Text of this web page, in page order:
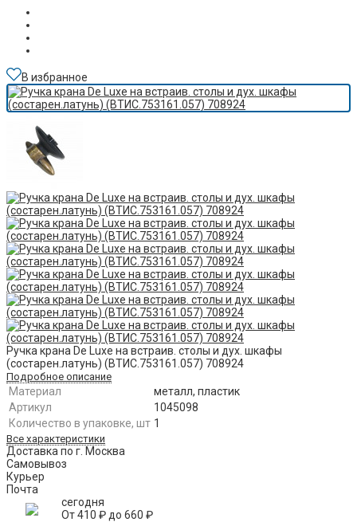
В избранное
Ручка крана De Luxe на встраив. столы и дух. шкафы
(состарен.латунь) (ВТИС.753161.057) 708924
Подробное описание
Материал
металл, пластик
Артикул
1045098
Количество в упаковке, шт 1
Все характеристики
Доставка по г. Москва
Самовывоз
Курьер
Почта
сегодня
От410 ₽ до 660 ₽